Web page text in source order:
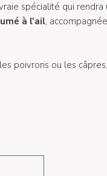
spécialité qui rendra
à l'ail,
poivrons ou les